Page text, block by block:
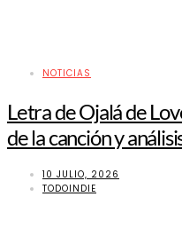
NOTICIAS
Letra de Ojalá de
de la canción y
10 JULIO, 2026
TODOINDIE